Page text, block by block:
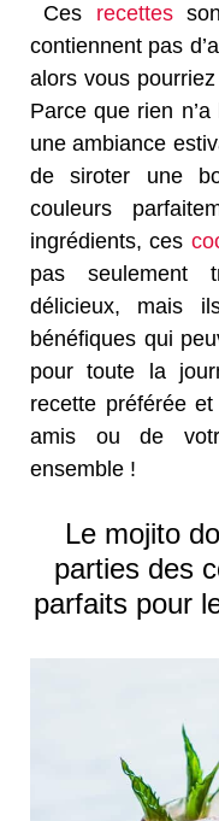
Ces recettes
contiennent pas
alors vous
Parce que rien
une ambiance
de siroter une
couleurs
ingrédients, ces
pas seulement
délicieux, mais
bénéfiques qui
pour toute la
recette préférée
amis ou de
ensemble !
Le mojito
parties des
parfaits pour